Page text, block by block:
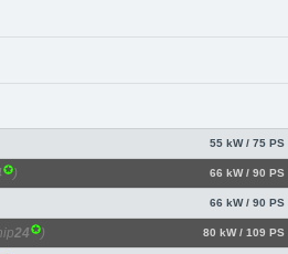
55 kW / 75 PS
) 66 kW / 90 PS
66 kW / 90 PS
24 ) 80 kW / 109 PS